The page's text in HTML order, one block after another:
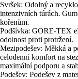
Svršek: Odolný a
intenzivních túrách.
kořenům.
Podšívka: GORE-TEX
odolnost proti protržení.
Mezipodešev: Měkká a
celodenní komfort na
maximální podporu a
Podešev: Podešev z